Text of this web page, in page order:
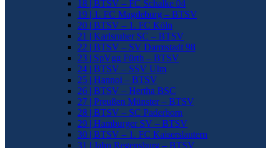
18 | BTSV – FC Schalke 04
19 | 1. FC Magdeburg – BTSV
20 | BTSV – 1. FC Köln
21 | Karlsruher SC – BTSV
22 | BTSV – SV Darmstadt 98
23 | SpVgg Fürth – BTSV
24 | BTSV – SSV Ulm
25 | Hannoi – BTSV
26 | BTSV – Hertha BSC
27 | Preußen Münster – BTSV
28 | BTSV – SC Paderborn
29 | Hamburger SV – BTSV
30 | BTSV – 1. FC Kaiserslautern
31 | Jahn Regensburg – BTSV